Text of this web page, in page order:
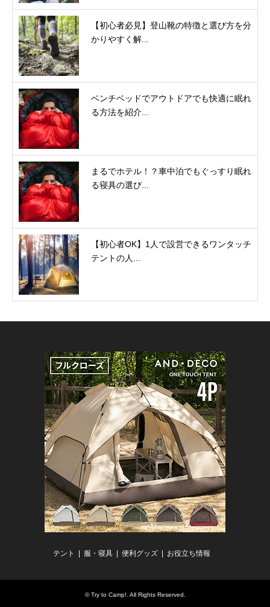
【初心者必見】登山靴の特徴と選び方を分
かりやすく解...
ベンチベッドでアウトドアでも快適に眠れ
る方法を紹介...
まるでホテル！？車中泊でもぐっすり眠れ
る寝具の選び...
【初心者OK】1人で設営できるワンタッチ
テントの人...
テント 服・寝具 便利グッズ お役立ち情報
©Try to Camp! . All Rights Reserved.